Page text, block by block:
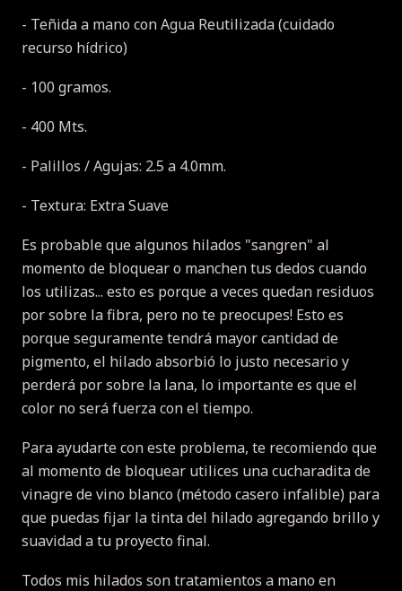
- Teñida a mano con Agua Reutilizada (cuidado
recurso hídrico)
- 100 gramos.
- 400 Mts.
- Palillos / Agujas: 2.5 a 4.0mm.
- Textura: Extra Suave
Es probable que algunos hilados "sangren" al
momento de bloquear o manchen tus dedos cuando
los utilizas... esto es porque a veces quedan residuos
por sobre la fibra, pero no te preocupes! Esto es
porque seguramente tendrá mayor cantidad de
pigmento, el hilado absorbió lo justo necesario y
perderá por sobre la lana, lo importante es que el
color no será fuerza con el tiempo.
Para ayudarte con este problema, te recomiendo que
al momento de bloquear utilices una cucharadita de
vinagre de vino blanco (método casero infalible) para
que puedas fijar la tinta del hilado agregando brillo y
suavidad a tu proyecto final.
Todos mis hilados son tratamientos a mano en